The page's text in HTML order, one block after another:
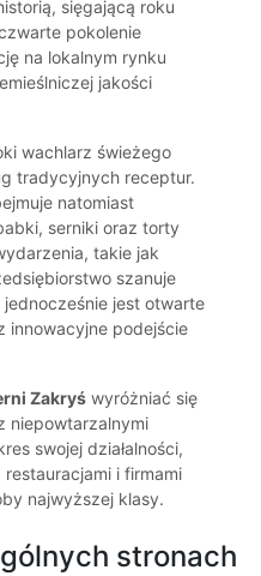
sięgającą roku
pokolenie
na lokalnym rynku
jakości
wachlarz świeżego
tradycyjnych receptur.
natomiast
serniki oraz torty
takie jak
szanuje
jest otwarte
innowacyjne podejście
Zakryś wyróżniać się
niepowtarzalnymi
swojej działalności,
i firmami
najwyższej klasy.
stronach